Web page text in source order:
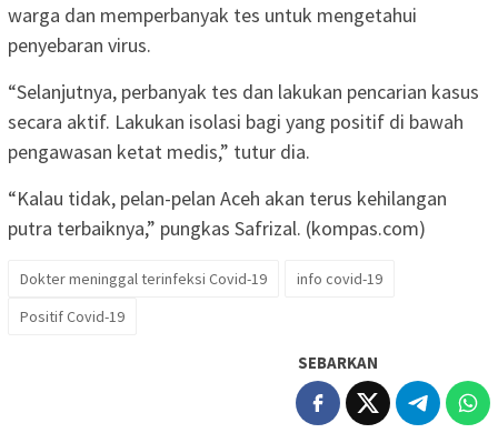
warga dan memperbanyak tes untuk mengetahui
penyebaran virus.
“Selanjutnya, perbanyak tes dan lakukan pencarian kasus
secara aktif. Lakukan isolasi bagi yang positif di bawah
pengawasan ketat medis,” tutur dia.
“Kalau tidak, pelan-pelan Aceh akan terus kehilangan
putra terbaiknya,” pungkas Safrizal. (kompas.com)
Dokter meninggal terinfeksi Covid-19
info covid-19
Positif Covid-19
SEBARKAN